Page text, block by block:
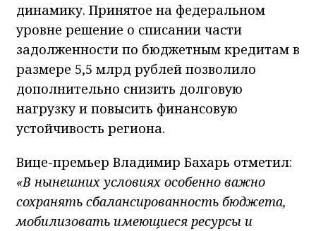
динамику. Принятое на федеральном
уровне решение о списании части
задолженности по бюджетным кредитам в
размере 5,5 млрд рублей позволило
дополнительно снизить долговую
нагрузку и повысить финансовую
устойчивость региона.
Вице-премьер Владимир Бахарь отметил:
«В нынешних условиях особенно важно
сохранять сбалансированность бюджета,
мобилизовать имеющиеся ресурсы и